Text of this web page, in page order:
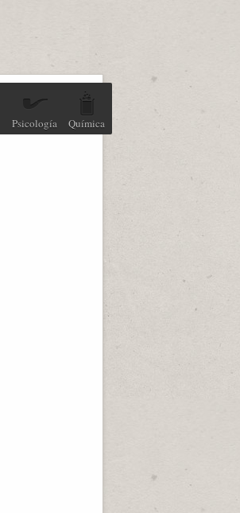
Psicología Química